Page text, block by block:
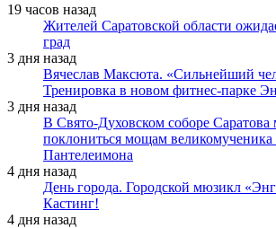
19 часов назад
Жителей Саратовской области
град
3 дня назад
Вячеслав Максюта. «Сильнейший
Тренировка в новом фитнес-парке
3 дня назад
В Свято-Духовском соборе
поклониться мощам великомученика
Пантелеимона
4 дня назад
День города. Городской мюзикл
Кастинг!
4 дня назад